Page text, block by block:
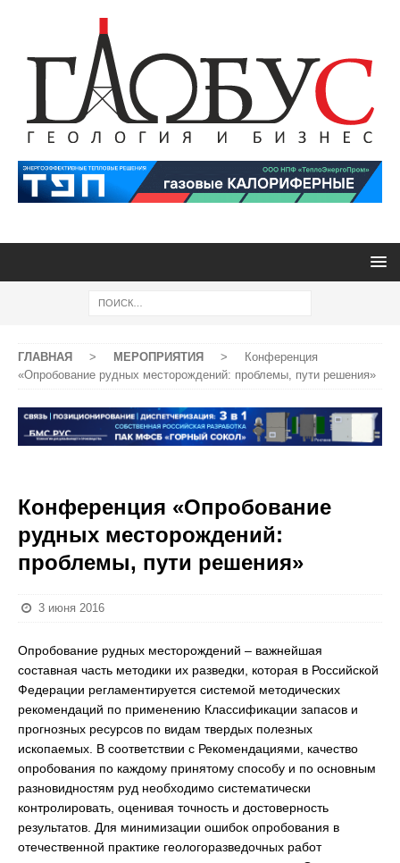
ГЛАВНАЯ > МЕРОПРИЯТИЯ >
Конференция
«Опробование рудных месторождений: проблемы, пути решения»
Конференция «Опробование
рудных месторождений:
проблемы, пути решения»
3 июня 2016
Опробование рудных месторождений – важнейшая
составная часть методики их разведки, которая в Российской
Федерации регламентируется системой методических
рекомендаций по применению Классификации запасов и
прогнозных ресурсов по видам твердых полезных
ископаемых. В соответствии с Рекомендациями, качество
опробования по каждому принятому способу и по основным
разновидностям руд необходимо систематически
контролировать, оценивая точность и достоверность
результатов. Для минимизации ошибок опробования в
отечественной практике геологоразведочных работ